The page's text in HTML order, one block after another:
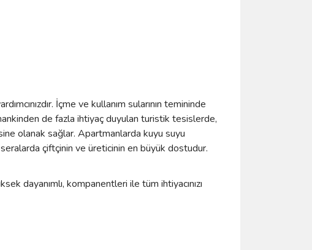
İçme ve kullanım sularının temininde
de fazla ihtiyaç duyulan turistik tesislerde,
olanak sağlar. Apartmanlarda kuyu suyu
seralarda çiftçinin ve üreticinin en büyük dostudur.
dayanımlı, kompanentleri ile tüm ihtiyacınızı